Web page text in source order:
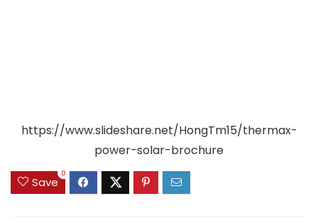
https://www.slideshare.net/HongTm15/thermax-
power-solar-brochure
Save
0